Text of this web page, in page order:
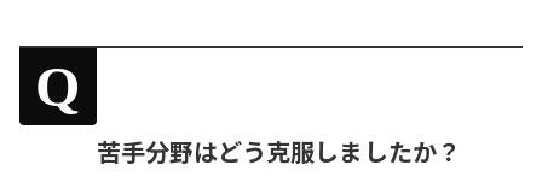
Q
苦手分野はどう克服しましたか？